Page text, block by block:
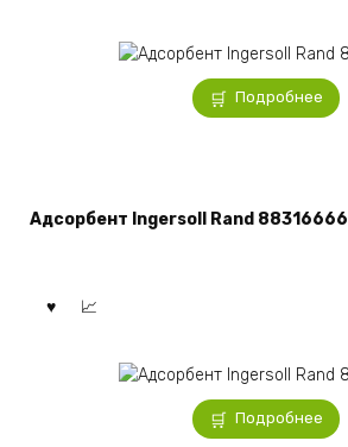
Подробнее
Адсорбент Ingersoll Rand 88316666
Подробнее